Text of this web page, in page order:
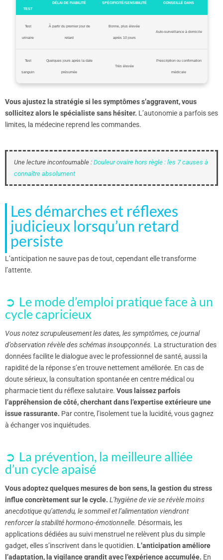
TEST
DÉLAI DE FIABILITÉ SPÉCIFICITÉ/SENSIBILITÉ CONSEILLÉ DANS
Test
urinaire
À partir du premier jour de
retard
Bonne, plus élevée
après 10 jours
Auto-surveillance à domicile
Test
sanguin
Quelques jours après la date
présumée
Très élevée
Prescription ou confirmation
médicale
Vous ajustez la stratégie si les symptômes s’aggravent, vous
sollicitez alors le spécialiste sans hésiter. L’autonomie a parfois ses
limites, la médecine reprend les commandes.
Une lecture incontournable : Douleur ovaire hors règle : les 7 causes à
connaître absolument
Les démarches et réflexes
judicieux lorsqu’un retard
persiste
L’anticipation ne sauve pas de tout, cependant elle transforme
l’attente.
Le mode d’emploi pratique face à un
cycle capricieux
Vous notez scrupuleusement les dates, les symptômes, ce journal
d’observation révèle des schémas insoupçonnés. La structuration des
données facilite le dialogue avec le professionnel de santé, aussi la
rapidité de la réponse s’en trouve nettement améliorée. En cas de
doute sérieux, la consultation spontanée en centre médical ou
pharmacie tient du réflexe salutaire. Vous laissez parfois
l’appréhension de côté, cherchant dans l’expertise extérieure une
issue rassurante. Par contre, l’isolement tue la lucidité, vous gagnez
à échanger vos inquiétudes.
La prévention, la meilleure alliée
d’un cycle apaisé
Vous adoptez quelques mesures de bon sens, la gestion du stress
influe concrètement sur le cycle. L’hygiène de vie se révèle moins
anecdotique qu’attendu, le sommeil et l’alimentation viendront
renforcer la stabilité hormono-émotionnelle. Désormais, les
applications dédiées au suivi menstruel ne relèvent plus du simple
gadget, elles s’inscrivent dans le quotidien. L’anticipation améliore
l’adaptation, la vigilance grandit avec l’expérience accumulée. En